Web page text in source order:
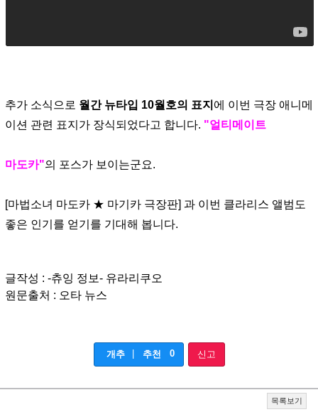
추가 소식으로 월간 뉴타입 10월호의 표지 에 이번 극장 애니메
이션 관련 표지가 장식되었다고 합니다. "얼티메이트
마도카"의 포스가 보이는군요.
[마법소녀 마도카 ★ 마기카 극장판] 과 이번 클라리스 앨범도
좋은 인기를 얻기를 기대해 봅니다.
글작성 : -츄잉 정보- 유라리쿠오
원문출처 : 오타 뉴스
개추 추천 0 신고
목록보기